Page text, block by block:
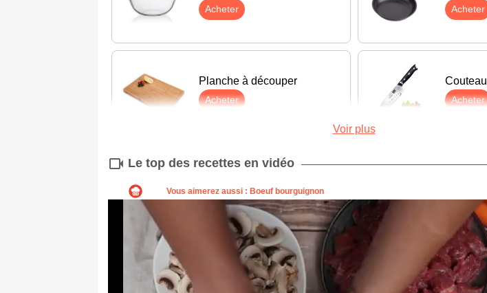
Acheter Acheter
Planche à découper
Acheter
Couteau
Acheter
Acheter
Voir plus
Le top des recettes en vidéo